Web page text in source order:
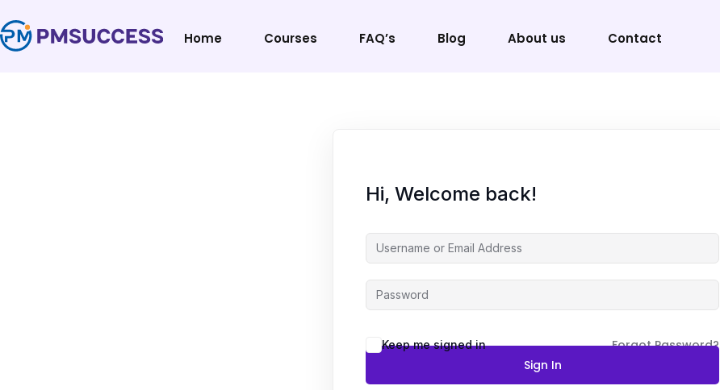
Home Courses FAQ’s Blog About us Contact
Hi, Welcome back!
Keep me signed in
Forgot Password?
Sign In
Sign in
Don’t have an account?Sign up